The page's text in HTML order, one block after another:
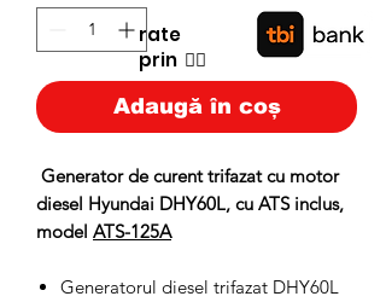
Adaugă în coș
Generator de curent trifazat cu motor
diesel Hyundai DHY60L, cu ATS inclus,
model ATS-125A
Generatorul diesel trifazat DHY60L
rate
prin 👉🏿